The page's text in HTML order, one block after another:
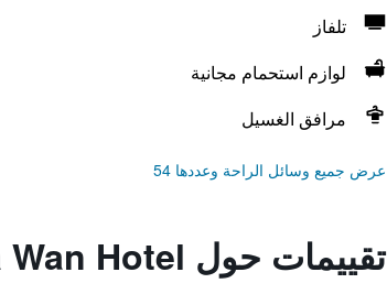
تلفاز
لوازم استحمام مجانية
مرافق الغسيل
عرض جميع وسائل الراحة وعددها 54
تقييمات حول iclub To Kwa Wan Hotel